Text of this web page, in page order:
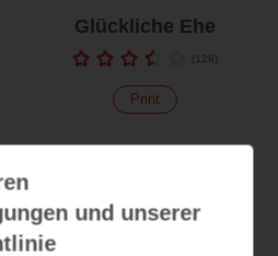
Glückliche Ehe
(128)
Print
und unserer